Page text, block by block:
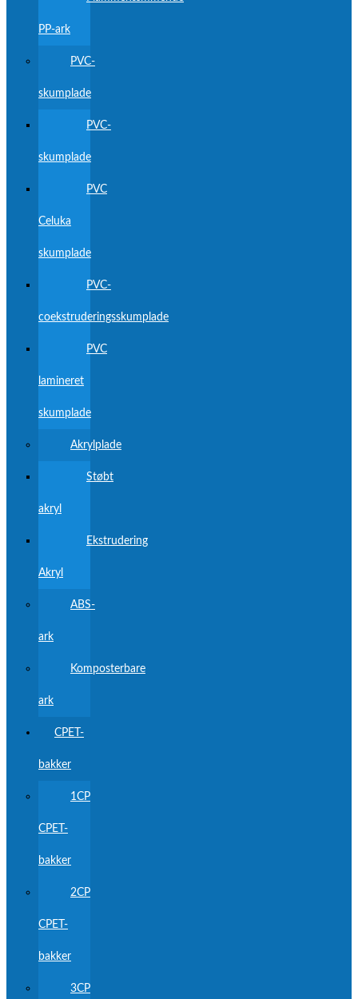
PP-ark
PVC-
skumplade
PVC-
skumplade
PVC
Celuka
skumplade
PVC-
coekstruderingsskumplade
PVC
lamineret
skumplade
Akrylplade
Støbt
akryl
Ekstrudering
Akryl
ABS-
ark
Komposterbare
ark
CPET-
bakker
1CP
CPET-
bakker
2CP
CPET-
bakker
3CP